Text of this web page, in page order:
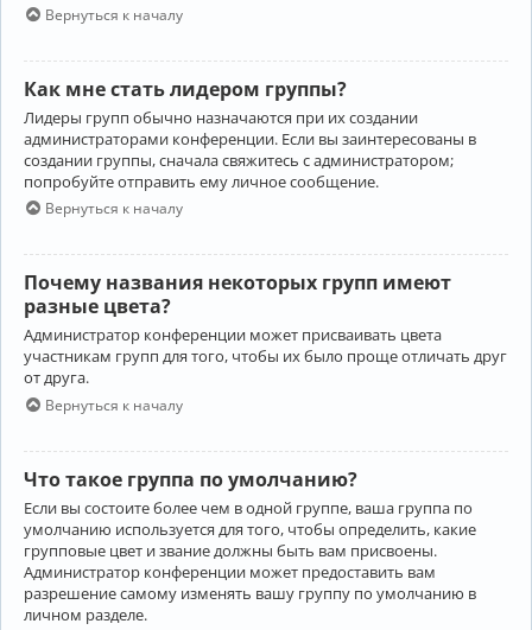
Вернуться к началу
Как мне стать лидером группы?
Лидеры групп обычно назначаются при их создании
администраторами конференции. Если вы заинтересованы в
создании группы, сначала свяжитесь с администратором;
попробуйте отправить ему личное сообщение.
Вернуться к началу
Почему названия некоторых групп имеют
разные цвета?
Администратор конференции может присваивать цвета
участникам групп для того, чтобы их было проще отличать друг
от друга.
Вернуться к началу
Что такое группа по умолчанию?
Если вы состоите более чем в одной группе, ваша группа по
умолчанию используется для того, чтобы определить, какие
групповые цвет и звание должны быть вам присвоены.
Администратор конференции может предоставить вам
разрешение самому изменять вашу группу по умолчанию в
личном разделе.